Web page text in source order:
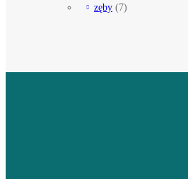
zęby (7)